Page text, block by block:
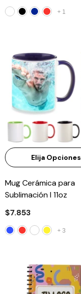
+ 1
Elija Opciones
Mug Cerámica para
Sublimación I 11oz
$7.853
+ 3